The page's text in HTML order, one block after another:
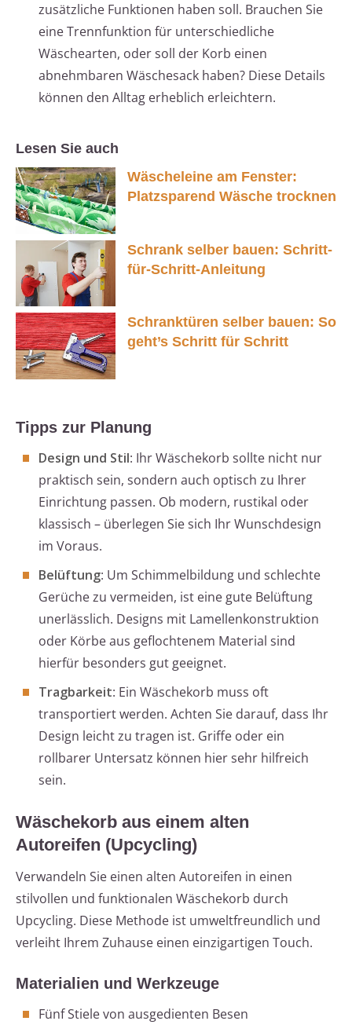
zusätzliche Funktionen haben soll. Brauchen Sie
eine Trennfunktion für unterschiedliche
Wäschearten, oder soll der Korb einen
abnehmbaren Wäschesack haben? Diese Details
können den Alltag erheblich erleichtern.
Lesen Sie auch
Wäscheleine am Fenster:
Platzsparend Wäsche trocknen
Schrank selber bauen: Schritt-
für-Schritt-Anleitung
Schranktüren selber bauen: So
geht’s Schritt für Schritt
Tipps zur Planung
Design und Stil: Ihr Wäschekorb sollte nicht nur
praktisch sein, sondern auch optisch zu Ihrer
Einrichtung passen. Ob modern, rustikal oder
klassisch – überlegen Sie sich Ihr Wunschdesign
im Voraus.
Belüftung: Um Schimmelbildung und schlechte
Gerüche zu vermeiden, ist eine gute Belüftung
unerlässlich. Designs mit Lamellenkonstruktion
oder Körbe aus geflochtenem Material sind
hierfür besonders gut geeignet.
Tragbarkeit: Ein Wäschekorb muss oft
transportiert werden. Achten Sie darauf, dass Ihr
Design leicht zu tragen ist. Griffe oder ein
rollbarer Untersatz können hier sehr hilfreich
sein.
Wäschekorb aus einem alten
Autoreifen (Upcycling)
Verwandeln Sie einen alten Autoreifen in einen
stilvollen und funktionalen Wäschekorb durch
Upcycling. Diese Methode ist umweltfreundlich und
verleiht Ihrem Zuhause einen einzigartigen Touch.
Materialien und Werkzeuge
Fünf Stiele von ausgedienten Besen